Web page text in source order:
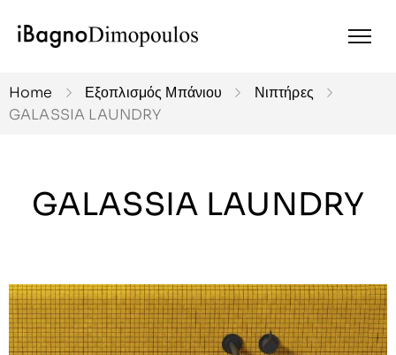
Home Εξοπλισμός Μπάνιου
Νιπτήρες
GALASSIA LAUNDRY
GALASSIA LAUNDRY